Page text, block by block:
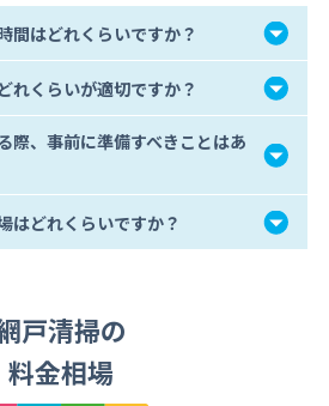
間はどれくらいですか？
れくらいが適切ですか？
際、事前に準備すべきことはあ
はどれくらいですか？
戸清掃の
料金相場